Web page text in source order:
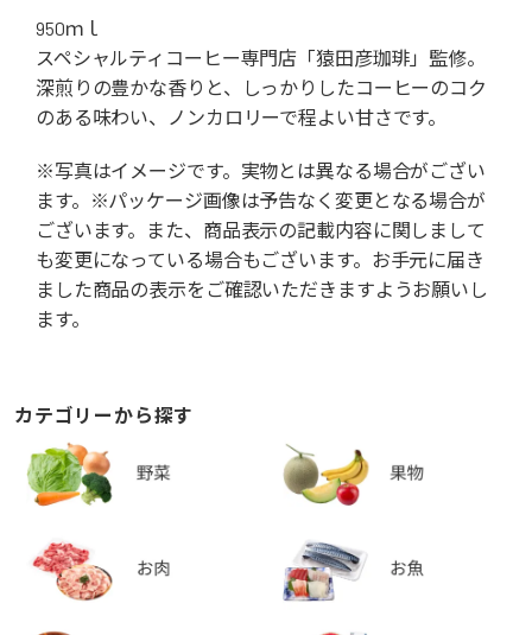
950ｍｌ
スペシャルティコーヒー専門店「猿田彦珈琲」監修。
深煎りの豊かな香りと、しっかりしたコーヒーのコク
のある味わい、ノンカロリーで程よい甘さです。
※写真はイメージです。実物とは異なる場合がござい
ます。※パッケージ画像は予告なく変更となる場合が
ございます。また、商品表示の記載内容に関しまして
も変更になっている場合もございます。お手元に届き
ました商品の表示をご確認いただきますようお願いし
ます。
カテゴリーから探す